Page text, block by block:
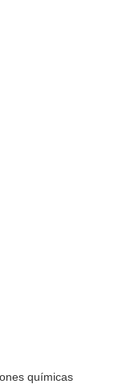
químicas